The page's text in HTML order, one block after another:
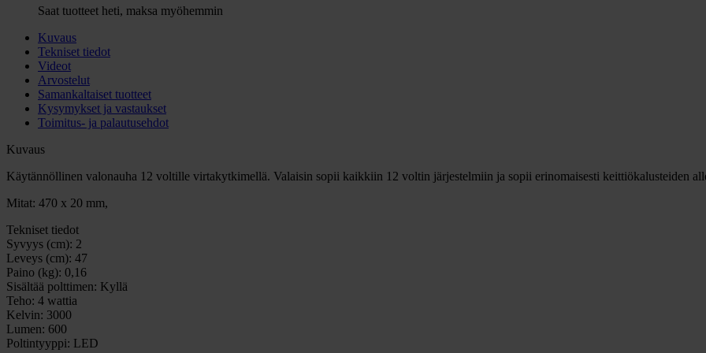
Saat tuotteet heti, maksa myöhemmin
Kuvaus
Tekniset tiedot
Videot
Arvostelut
Samankaltaiset tuotteet
Kysymykset ja vastaukset
Toimitus- ja palautusehdot
Kuvaus
Käytännöllinen valonauha 12 voltille virtakytkimellä. Valaisin sopii kaikkiin 12 voltin järjestelmiin ja sopii erinomaisesti keittiökalusteiden
Mitat: 470 x 20 mm,
Tekniset tiedot
Syvyys (cm): 2
Leveys (cm): 47
Paino (kg): 0,16
Sisältää polttimen: Kyllä
Teho: 4 wattia
Kelvin: 3000
Lumen: 600
Poltintyyppi: LED